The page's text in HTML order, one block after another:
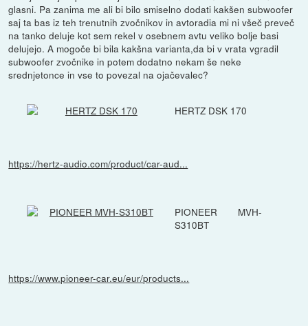
glasni. Pa zanima me ali bi bilo smiselno dodati kakšen subwoofer
saj ta bas iz teh trenutnih zvočnikov in avtoradia mi ni všeč preveč
na tanko deluje kot sem rekel v osebnem avtu veliko bolje basi
delujejo. A mogoče bi bila kakšna varianta,da bi v vrata vgradil
subwoofer zvočnike in potem dodatno nekam še neke
srednjetonce in vse to povezal na ojačevalec?
HERTZ DSK 170
https://hertz-audio.com/product/car-aud...
PIONEER MVH-
S310BT
https://www.pioneer-car.eu/eur/products...